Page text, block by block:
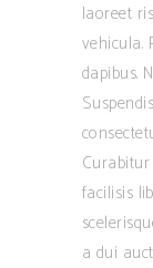
laoreet
vehicula.
dapibus.
facilisis
a dui